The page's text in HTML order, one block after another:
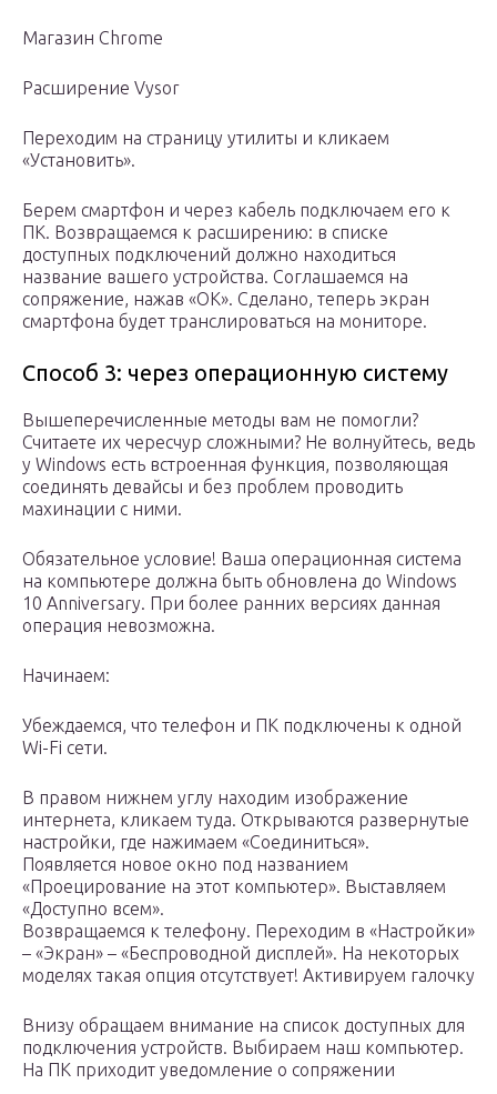
Магазин Chrome
Расширение Vysor
Переходим на страницу утилиты и кликаем
«Установить».
Берем смартфон и через кабель подключаем его к
ПК. Возвращаемся к расширению: в списке
доступных подключений должно находиться
название вашего устройства. Соглашаемся на
сопряжение, нажав «ОК». Сделано, теперь экран
смартфона будет транслироваться на мониторе.
Способ 3: через операционную систему
Вышеперечисленные методы вам не помогли?
Считаете их чересчур сложными? Не волнуйтесь, ведь
у Windows есть встроенная функция, позволяющая
соединять девайсы и без проблем проводить
махинации с ними.
Обязательное условие! Ваша операционная система
на компьютере должна быть обновлена до Windows
10 Anniversary. При более ранних версиях данная
операция невозможна.
Начинаем:
Убеждаемся, что телефон и ПК подключены к одной
Wi-Fi сети.
В правом нижнем углу находим изображение
интернета, кликаем туда. Открываются развернутые
настройки, где нажимаем «Соединиться».
Появляется новое окно под названием
«Проецирование на этот компьютер». Выставляем
«Доступно всем».
Возвращаемся к телефону. Переходим в «Настройки»
– «Экран» – «Беспроводной дисплей». На некоторых
моделях такая опция отсутствует! Активируем галочку
Внизу обращаем внимание на список доступных для
подключения устройств. Выбираем наш компьютер.
На ПК приходит уведомление о сопряжении